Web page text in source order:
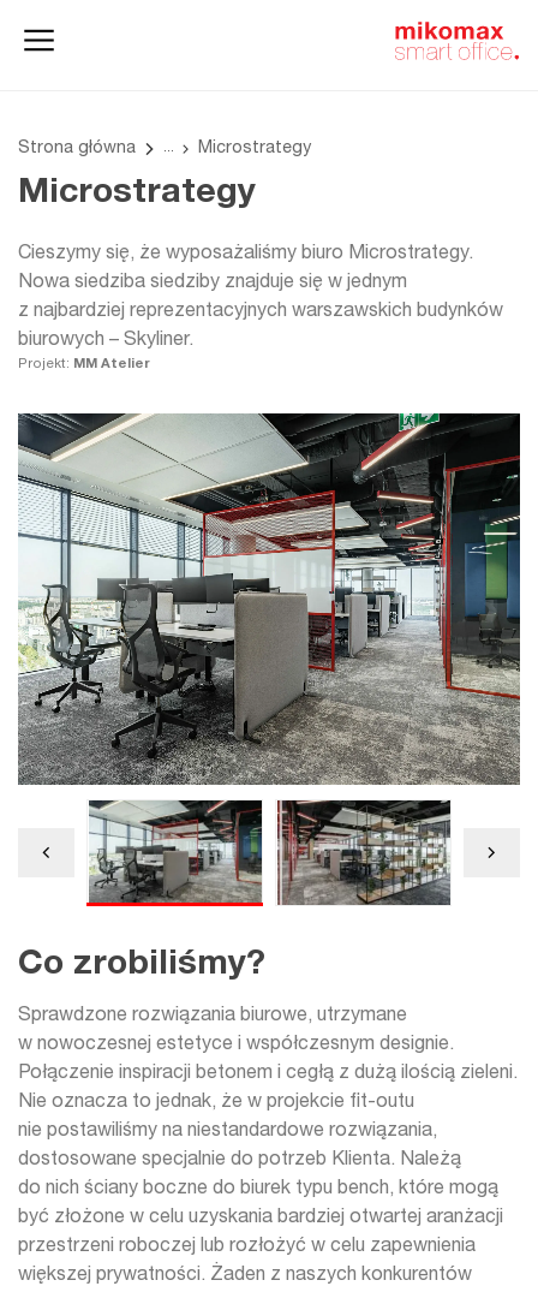
Strona główna Microstrategy
Microstrategy
Cieszymy się, że wyposażaliśmy biuro Microstrategy.
Nowa siedziba siedziby znajduje się w jednym
z najbardziej reprezentacyjnych warszawskich budynków
biurowych – Skyliner.
Projekt: MM Atelier
Co zrobiliśmy?
Sprawdzone rozwiązania biurowe, utrzymane
w nowoczesnej estetyce i współczesnym designie.
Połączenie inspiracji betonem i cegłą z dużą ilością zieleni.
Nie oznacza to jednak, że w projekcie fit-outu
nie postawiliśmy na niestandardowe rozwiązania,
dostosowane specjalnie do potrzeb Klienta. Należą
do nich ściany boczne do biurek typu bench, które mogą
być złożone w celu uzyskania bardziej otwartej aranżacji
przestrzeni roboczej lub rozłożyć w celu zapewnienia
większej prywatności. Żaden z naszych konkurentów